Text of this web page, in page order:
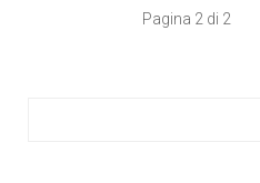
Pagina 2 di 2